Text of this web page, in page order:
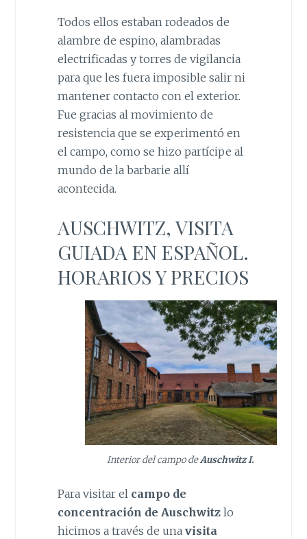
Todos ellos estaban rodeados de
alambre de espino, alambradas
electrificadas y torres de vigilancia
para que les fuera imposible salir ni
mantener contacto con el exterior.
Fue gracias al movimiento de
resistencia que se experimentó en
el campo, como se hizo partícipe al
mundo de la barbarie allí
acontecida.
AUSCHWITZ, VISITA
GUIADA EN ESPAÑOL.
HORARIOS Y PRECIOS
Interior del campo deAuschwitz I.
Para visitar el campo de
concentración de Auschwitzlo
hicimos a través de una visita